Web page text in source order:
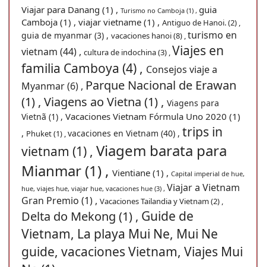
Viajar para Danang (1) , Turismo no Camboja (1) , guia
Camboja (1) , viajar vietname (1) , Antiguo de Hanoi. (2) ,
guia de myanmar (3) , vacaciones hanoi (8) ,turismo en
vietnam (44) , cultura de indochina (3) ,Viajes en
familia Camboya (4) , Consejos viaje a
Myanmar (6) , Parque Nacional de Erawan
(1) , Viagens ao Vietna (1) , Viagens para
Vietnã (1) , Vacaciones Vietnam Fórmula Uno 2020 (1)
, Phuket (1) ,vacaciones en Vietnam (40) , trips in
vietnam (1) , Viagem barata para
Mianmar (1) , Vientiane (1) , Capital imperial de hue,
hue, viajes hue, viajar hue, vacaciones hue (3) , Viajar a Vietnam
Gran Premio (1) , Vacaciones Tailandia y Vietnam (2) ,
Delta do Mekong (1) , Guide de
Vietnam, La playa Mui Ne, Mui Ne
guide, vacaciones Vietnam, Viajes Mui